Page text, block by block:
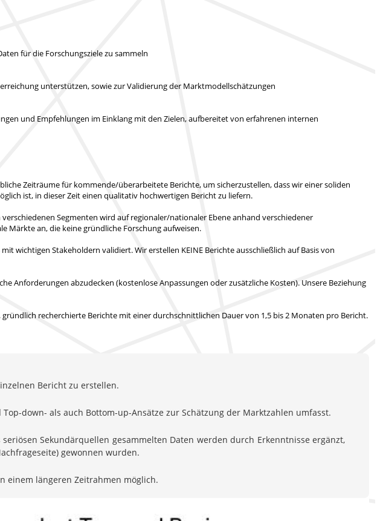
für die Forschungsziele zu sammeln
unterstützen, sowie zur Validierung der Marktmodellschätzungen
und Empfehlungen im Einklang mit den Zielen, aufbereitet von erfahrenen internen
Zeiträume für kommende/überarbeitete Berichte, um sicherzustellen, dass wir einer soliden
ist, in dieser Zeit einen qualitativ hochwertigen Bericht zu liefern.
Segmenten wird auf regionaler/nationaler Ebene anhand verschiedener
Märkte an, die keine gründliche Forschung aufweisen.
wichtigen Stakeholdern validiert.Wir erstellen KEINE Berichte ausschließlich auf Basis von
Anforderungen abzudecken (kostenlose Anpassungen oder zusätzliche Kosten). Unsere Beziehung
recherchierte Berichte miteiner durchschnittlichen Dauer von 1,5 bis 2 Monaten pro Bericht.
Bericht zu erstellen.
down- als auch Bottom-up-Ansätze zur Schätzung der Marktzahlen umfasst.
Sekundärquellen gesammelten Daten werden durch Erkenntnisse ergänzt,
gewonnen wurden.
einem längeren Zeitrahmen möglich.